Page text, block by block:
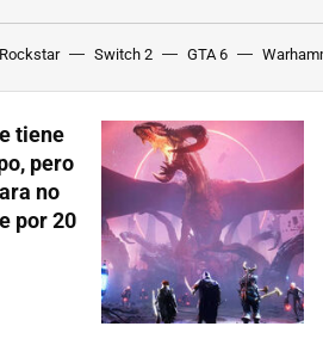
Rockstar Switch 2 GTA 6
tiene
pero
no
por 20